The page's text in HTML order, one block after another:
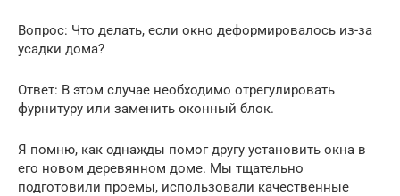
Вопрос: Что делать, если окно деформировалось из-за
усадки дома?
Ответ: В этом случае необходимо отрегулировать
фурнитуру или заменить оконный блок.
Я помню, как однажды помог другу установить окна в
его новом деревянном доме. Мы тщательно
подготовили проемы, использовали качественные